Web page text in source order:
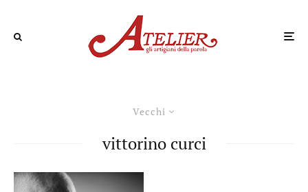
Vecchi
vittorino curci